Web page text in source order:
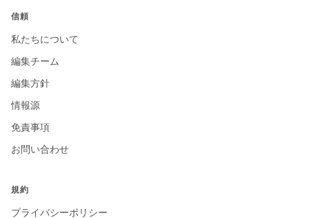
信頼
私たちについて
編集チーム
編集方針
情報源
免責事項
お問い合わせ
規約
プライバシーポリシー